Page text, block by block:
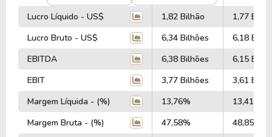
Lucro Líquido - US$
1,82 Bilhão
1,77
Lucro Bruto - US$
6,34 Bilhões
6,18
EBITDA
6,38 Bilhões
6,15
EBIT
3,77 Bilhões
3,61
Margem Líquida - (%)
13,76%
13,41%
Margem Bruta - (%)
47,58%
48,85%